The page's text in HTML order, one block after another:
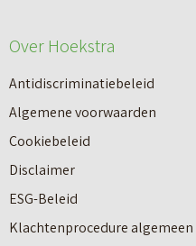
Over Hoekstra
Antidiscriminatiebeleid
Algemene voorwaarden
Cookiebeleid
Disclaimer
ESG-Beleid
Klachtenprocedure algemeen